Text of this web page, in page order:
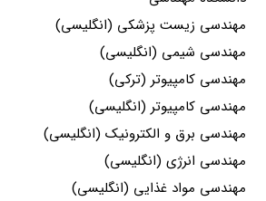
مهندسی زیست پزشکی (انگلیسی)
مهندسی شیمی (انگلیسی)
مهندسی کامپیوتر (ترکی)
مهندسی کامپیوتر (انگلیسی)
مهندسی برق و الکترونیک (انگلیسی)
مهندسی انرژی (انگلیسی)
مهندسی مواد غذایی (انگلیسی)